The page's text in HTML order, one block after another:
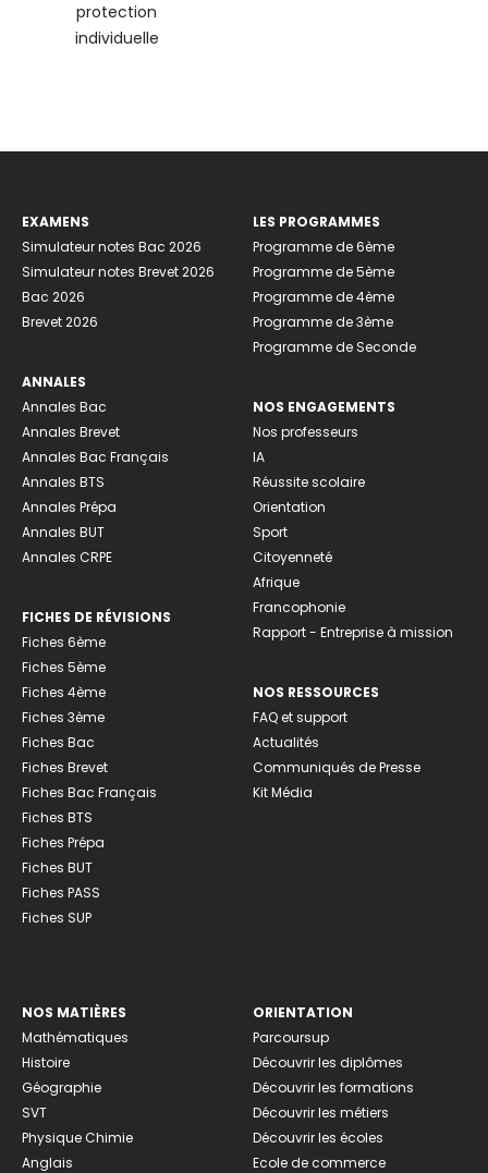
protection
individuelle
EXAMENS
Simulateur notes Bac 2026
Simulateur notes Brevet 2026
Bac 2026
Brevet 2026
ANNALES
Annales Bac
Annales Brevet
Annales Bac Français
Annales BTS
Annales Prépa
Annales BUT
Annales CRPE
FICHES DE RÉVISIONS
Fiches 6ème
Fiches 5ème
Fiches 4ème
Fiches 3ème
Fiches Bac
Fiches Brevet
Fiches Bac Français
Fiches BTS
Fiches Prépa
Fiches BUT
Fiches PASS
Fiches SUP
LES PROGRAMMES
Programme de 6ème
Programme de 5ème
Programme de 4ème
Programme de 3ème
Programme de Seconde
NOS ENGAGEMENTS
Nos professeurs
IA
Réussite scolaire
Orientation
Sport
Citoyenneté
Afrique
Francophonie
Rapport - Entreprise à mission
NOS RESSOURCES
FAQ et support
Actualités
Communiqués de Presse
Kit Média
NOS MATIÈRES
Mathématiques
Histoire
Géographie
SVT
Physique Chimie
Anglais
ORIENTATION
Parcoursup
Découvrir les diplômes
Découvrir les formations
Découvrir les métiers
Découvrir les écoles
Ecole de commerce